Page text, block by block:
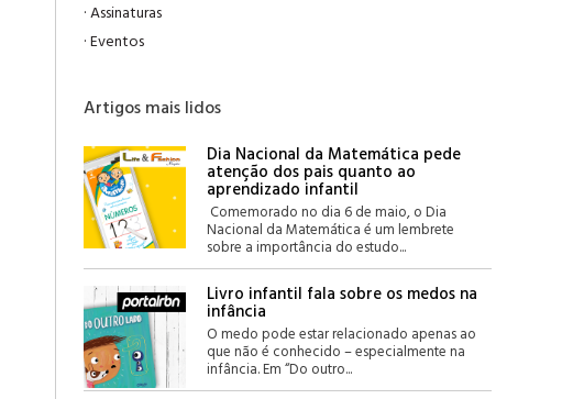
·Assinaturas
·Eventos
Artigos mais lidos
Dia Nacional da Matemática pede
atenção dos pais quanto ao
aprendizado infantil
Comemorado no dia 6 de maio, o Dia
Nacional da Matemática é um lembrete
sobre a importância do estudo...
Livro infantil fala sobre os medos na
infância
O medo pode estar relacionado apenas ao
que não é conhecido – especialmente na
infância. Em “Do outro...